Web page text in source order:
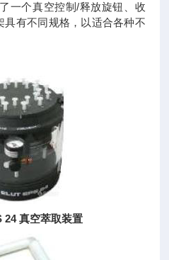
一个真空控制/释放旋钮、收
具有不同规格，以适合各种不
24 真空萃取装置